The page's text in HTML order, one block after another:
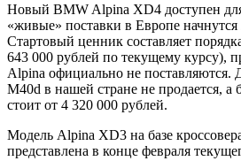
Новый BMW Alpina XD4 доступен для
«живые» поставки в Европе начнутся
Стартовый ценник составляет
643 000 рублей по текущему курсу),
Alpina официально не
M40d в нашей стране не продается,
стоит от 4 320 000 рублей.
Модель Alpina XD3 на базе
представлена в конце февраля